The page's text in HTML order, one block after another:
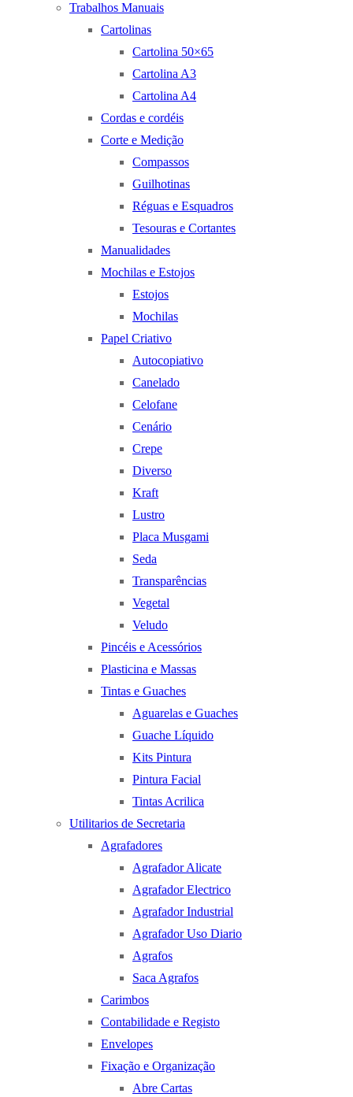
Trabalhos Manuais
Cartolinas
Cartolina 50×65
Cartolina A3
Cartolina A4
Cordas e cordéis
Corte e Medição
Compassos
Guilhotinas
Réguas e Esquadros
Tesouras e Cortantes
Manualidades
Mochilas e Estojos
Estojos
Mochilas
Papel Criativo
Autocopiativo
Canelado
Celofane
Cenário
Crepe
Diverso
Kraft
Lustro
Placa Musgami
Seda
Transparências
Vegetal
Veludo
Pincéis e Acessórios
Plasticina e Massas
Tintas e Guaches
Aguarelas e Guaches
Guache Líquido
Kits Pintura
Pintura Facial
Tintas Acrilica
Utilitarios de Secretaria
Agrafadores
Agrafador Alicate
Agrafador Electrico
Agrafador Industrial
Agrafador Uso Diario
Agrafos
Saca Agrafos
Carimbos
Contabilidade e Registo
Envelopes
Fixação e Organização
Abre Cartas